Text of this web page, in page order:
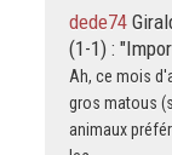
dede74
(1-1) :
Ah, ce mois
gros matous
animaux